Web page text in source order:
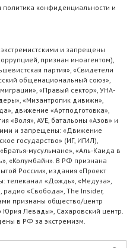
политика конфиденциальности и
и запрещены
признан иноагентом),
партия», «Свидетели
общенациональный союз»,
«Правый сектор», УНА-
«Мизантропик дивижн»,
движение «Артподготовка»,
«Воля», АУЕ, батальоны «Азов» и
и запрещены: «Движение
государство» (ИГ, ИГИЛ),
мусульмане», «Аль-Каида в
«Колумбайн». В РФ признана
России», издания «Проект
телеканал «Дождь», «Медуза»,
радио «Свобода», The Insider,
признаны общество/центр
Левады», Сахаровский центр.
в РФ за экстремизм.